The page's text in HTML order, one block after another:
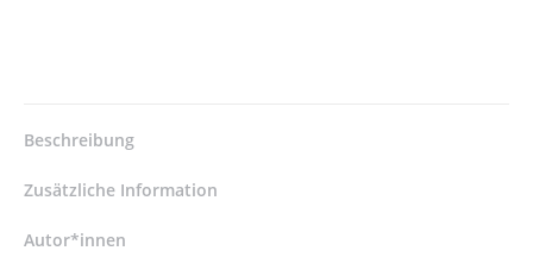
den
niederländischen
–
Beschreibung
Zusätzliche Information
Autor*innen